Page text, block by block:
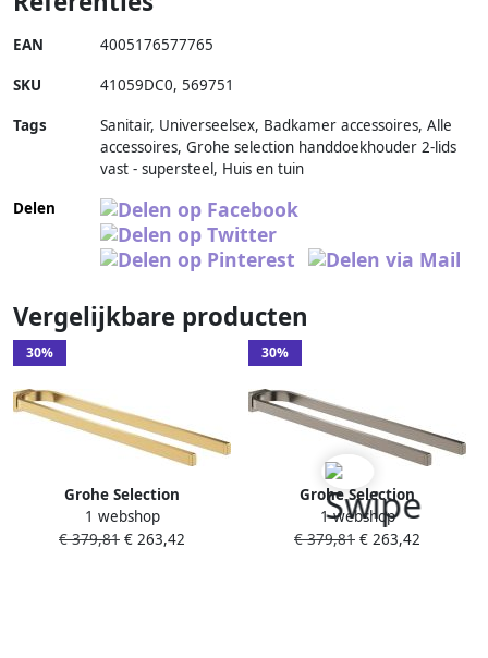
EAN 4005176577765
SKU 41059DC0, 569751
Tags
Sanitair, Universeelsex, Badkamer accessoires, Alle
accessoires, Grohe selection handdoekhouder 2-lids
vast - supersteel, Huis en tuin
Delen
Vergelijkbare producten
30%
Grohe Selection
Handdoekhouder 36cm
dubbel niet draaibaar
1 webshop
€ 379,81 € 263,42
30%
Grohe Selection
Handdoekhouder 36cm
dubbel niet draaibaar
1 webshop
€ 379,81 € 263,42